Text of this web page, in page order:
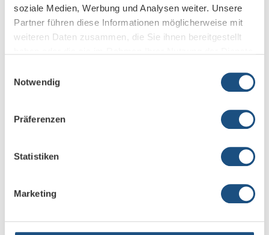
soziale Medien, Werbung und Analysen weiter. Unsere
Partner führen diese Informationen möglicherweise mit
weiteren Daten zusammen, die Sie ihnen bereitgestellt
Notwendig
Präferenzen
Statistiken
Marketing